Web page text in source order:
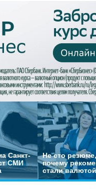
Санкт-
СМИ
Не сто
почему
стали